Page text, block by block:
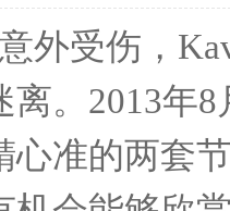
外受伤，
。2013年8
心准的两套